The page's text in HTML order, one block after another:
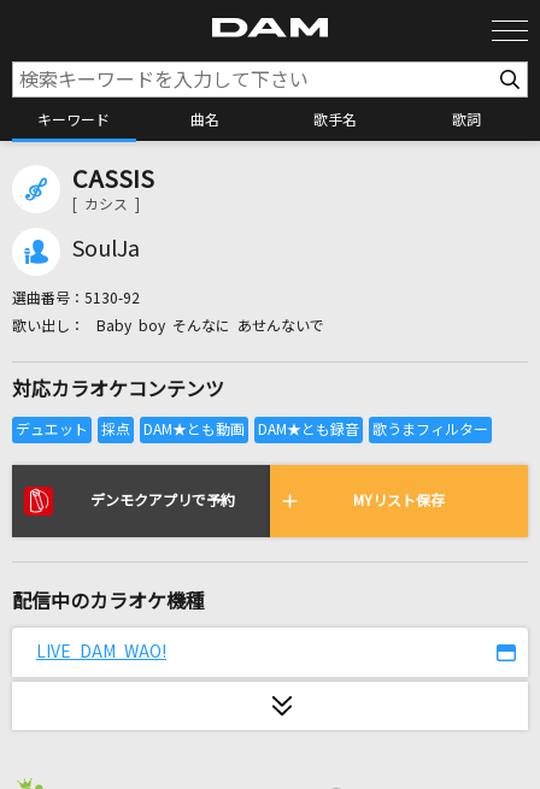
キーワード 曲名 歌手名 歌詞
全国りれき
リアルタイムで歌われている曲の一覧
[生音]チェックのワンピース
イエスタデイ
CASSIS
[ カシス ]
SoulJa
選曲番号： 5130-92
Baby boy そんなに あせんないで
対応カラオケコンテンツ
デンモクアプリで予約 MYリスト保存
配信中のカラオケ機種
LIVE DAM WAO!